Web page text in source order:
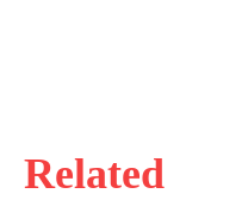
Related